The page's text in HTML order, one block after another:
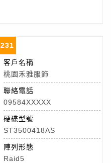
231
客戶名稱
桃園禾雅服飾
聯絡電話
09584XXXXX
硬碟型號
ST3500418AS
陣列形態
Raid5